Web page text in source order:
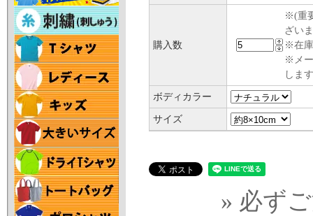
購入数
※(重
ざい
※在庫
※メー
しま
ボディカラー
サイズ
» 必ず